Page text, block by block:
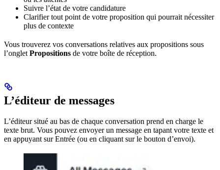
Suivre l’état de votre candidature
Clarifier tout point de votre proposition qui pourrait nécessiter
plus de contexte
Vous trouverez vos conversations relatives aux propositions sous
l’onglet Propositions de votre boîte de réception.
L’éditeur de messages
L’éditeur situé au bas de chaque conversation prend en charge le
texte brut. Vous pouvez envoyer un message en tapant votre texte et
en appuyant sur Entrée (ou en cliquant sur le bouton d’envoi).